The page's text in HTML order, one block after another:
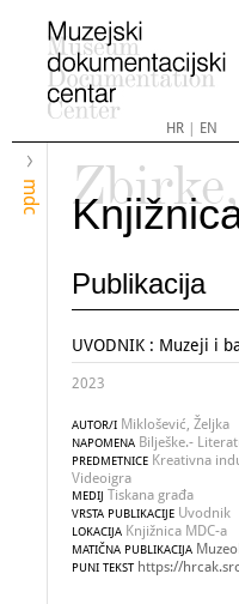
HR| EN
mdc
Publikacija
UVODNIK : Muzeji i
2023
AUTOR/I Miklošević, Željka
NAPOMENA Bilješke.-
PREDMETNICE Kreativna
Videoigra
MEDIJ Tiskana građa
VRSTA PUBLIKACIJE Uvodnik
LOKACIJA Knjižnica MDC-a
MATIČNA PUBLIKACIJA
PUNI TEKST https://